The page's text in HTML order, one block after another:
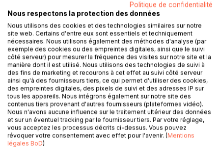
Cela fait trente ans déjà que la dictature de l'Ultime Guide
est en place dans l'hexagone. Kay, metteur en scène et
écrivain, pratique son art en étroit lien avec le
gouvernement, pendant qu'Eric, son ami d'enfance, et
Hedwige organisent la résistance. Tout suivait son cour
jusqu'à l'arrivée d'un haut représentant de la Milice, le
Capitaine de Rémur, qui en veut particulièrement à Kay et
au théâtre en général. Alors que les choix de la résistance
semblent évidents, quels vont être ceux de Kay ? Va-t-il se
servir de sa notoriété pour faire passer des messages par
ses pièces ? Ou préfère-t-il continuer à exercer son métier
comme on le lui a permis jusqu'ici ?
Politique de confidentialité
Nous respectons la protection des données
Nous utilisons des cookies et des technologies similaires sur notre
site web. Certains d'entre eux sont essentiels et techniquement
nécessaires. Nous utilisons également des méthodes d'analyse (par
exemple des cookies ou des empreintes digitales, ainsi que le suivi
côté serveur) pour mesurer la fréquence des visites sur notre site et la
manière dont il est utilisé. Nous utilisons des technologies de suivi à
des fins de marketing et recourons à cet effet au suivi côté serveur
ainsi qu'à des fournisseurs tiers, ce qui permet d'utiliser des cookies,
des empreintes digitales, des pixels de suivi et des adresses IP sur
tous les appareils. Nous intégrons également sur notre site des
contenus tiers provenant d'autres fournisseurs (plateformes vidéo).
Nous n'avons aucune influence sur le traitement ultérieur des données
et sur un éventuel tracking par le fournisseur tiers. Par votre réglage,
vous acceptez les processus décrits ci-dessus. Vous pouvez
révoquer votre consentement avec effet pour l'avenir. (Mentions
légales BoD)